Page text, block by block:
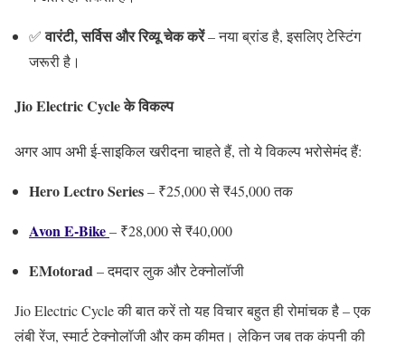
✅वारंटी, सर्विस और रिव्यू चेक करें– नया ब्रांड है, इसलिए टेस्टिंग
जरूरी है।
Jio Electric Cycle के विकल्प
अगर आप अभी ई-साइकिल खरीदना चाहते हैं, तो ये विकल्प भरोसेमंद हैं:
Hero Lectro Series– ₹25,000 से ₹45,000 तक
Avon E-Bike– ₹28,000 से ₹40,000
EMotorad– दमदार लुक और टेक्नोलॉजी
Jio Electric Cycle की बात करें तो यह विचार बहुत ही रोमांचक है – एक
लंबी रेंज, स्मार्ट टेक्नोलॉजी और कम कीमत। लेकिन जब तक कंपनी की